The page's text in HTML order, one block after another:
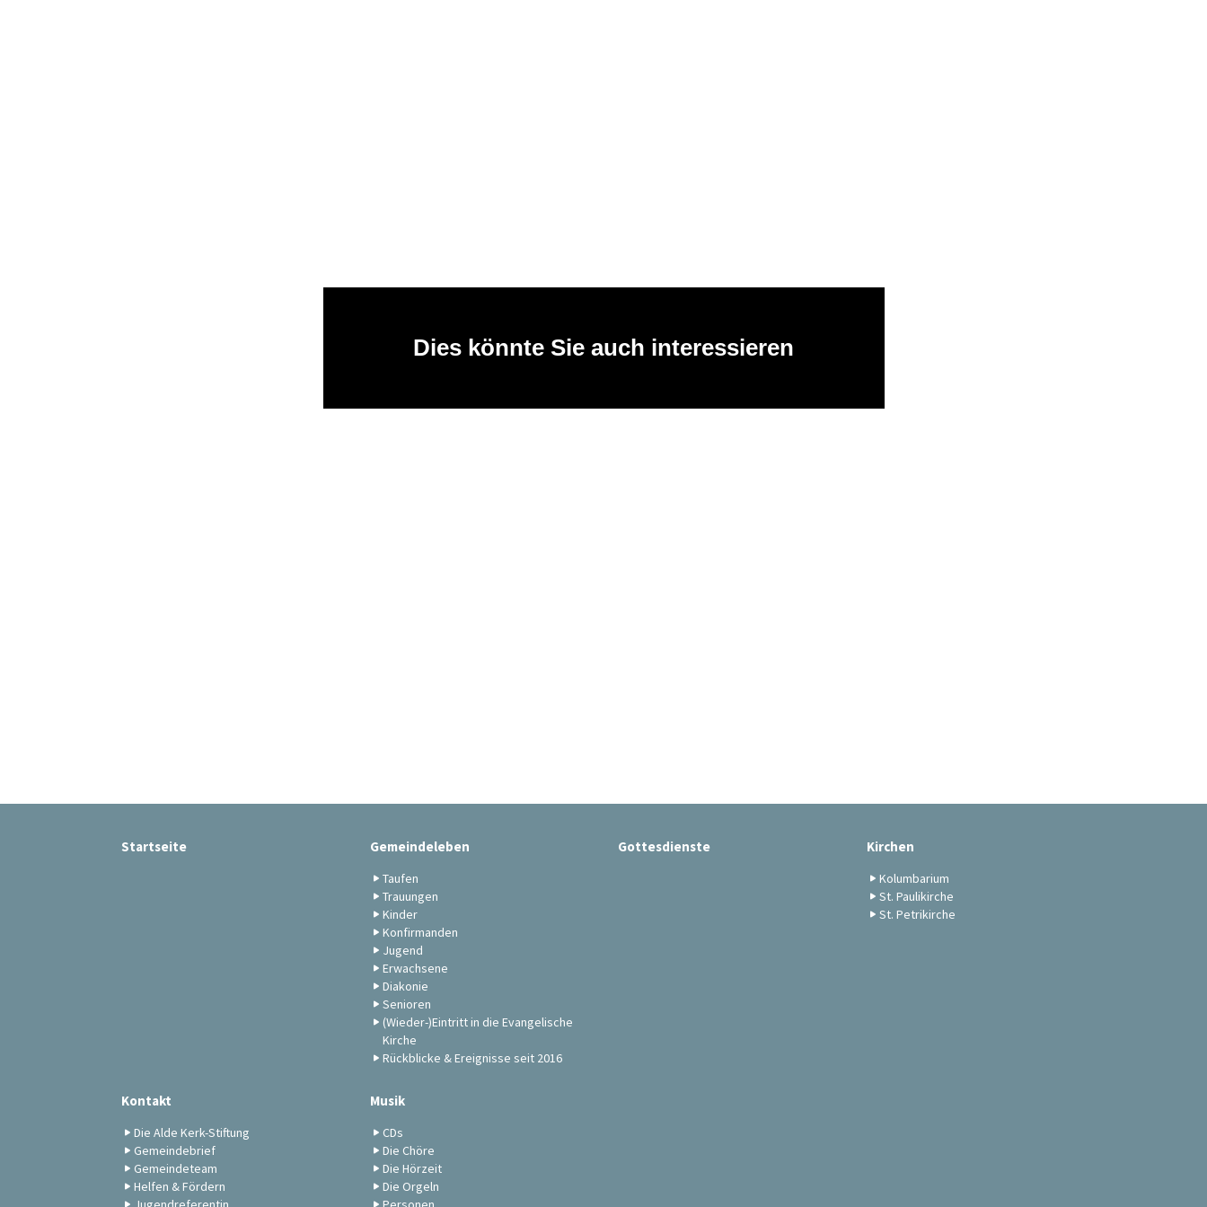
Dies könnte Sie auch interessieren
Startseite Gemeindeleben
Taufen
Trauungen
Kinder
Konfirmanden
Jugend
Erwachsene
Diakonie
Senioren
(Wieder-)Eintritt in die Evangelische
Kirche
Rückblicke & Ereignisse seit 2016
Gottesdienste Kirchen
Kolumbarium
St. Paulikirche
St. Petrikirche
Kontakt
Die Alde Kerk-Stiftung
Gemeindebrief
Gemeindeteam
Helfen & Fördern
Musik
CDs
Die Chöre
Die Hörzeit
Die Orgeln